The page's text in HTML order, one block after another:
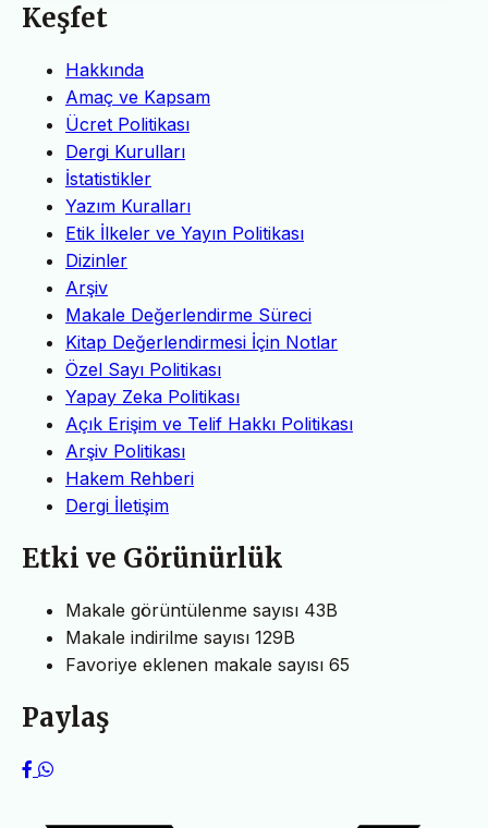
Keşfet
Hakkında
Amaç ve Kapsam
Ücret Politikası
Dergi Kurulları
İstatistikler
Yazım Kuralları
Etik İlkeler ve Yayın Politikası
Dizinler
Arşiv
Makale Değerlendirme Süreci
Kitap Değerlendirmesi İçin Notlar
Özel Sayı Politikası
Yapay Zeka Politikası
Açık Erişim ve Telif Hakkı Politikası
Arşiv Politikası
Hakem Rehberi
Dergi İletişim
Etki ve Görünürlük
Makale görüntülenme sayısı 43B
Makale indirilme sayısı 129B
Favoriye eklenen makale sayısı 65
Paylaş